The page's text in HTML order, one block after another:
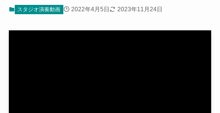
スタジオ演奏動画 2022年4月5日 2023年11月24日